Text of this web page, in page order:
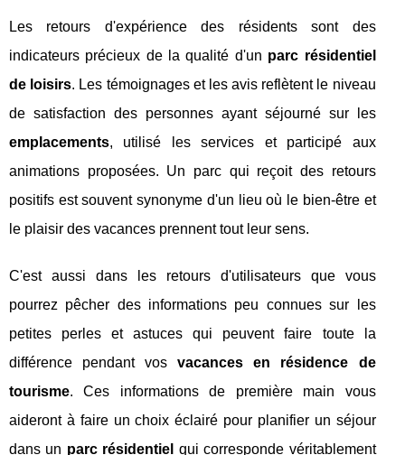
Les retours d'expérience des résidents sont des
indicateurs précieux de la qualité d'un parc résidentiel
de loisirs. Les témoignages et les avis reflètent le niveau
de satisfaction des personnes ayant séjourné sur les
emplacements, utilisé les services et participé aux
animations proposées. Un parc qui reçoit des retours
positifs est souvent synonyme d'un lieu où le bien-être et
le plaisir des vacances prennent tout leur sens.
C'est aussi dans les retours d'utilisateurs que vous
pourrez pêcher des informations peu connues sur les
petites perles et astuces qui peuvent faire toute la
différence pendant vosvacances en résidence de
tourisme. Ces informations de première main vous
aideront à faire un choix éclairé pour planifier un séjour
dans un parc résidentiel qui corresponde véritablement